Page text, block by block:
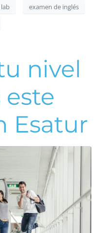
examen de inglés
nivel
Esatur